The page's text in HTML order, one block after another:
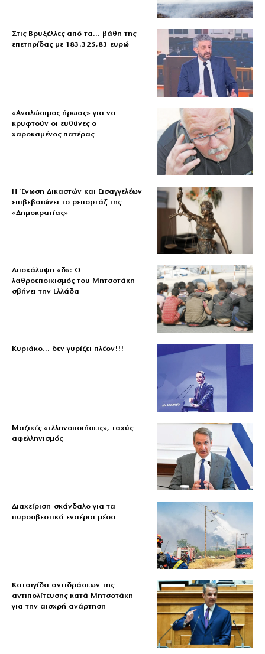
Στις Βρυξέλλες από τα… βάθη της
επετηρίδας με 183.325,83 ευρώ
«Aναλώσιμος ήρωας» για να
κρυφτούν οι ευθύνες ο
χαροκαμένος πατέρας
Η Ένωση Δικαστών και Εισαγγελέων
επιβεβαιώνει το ρεπορτάζ της
«Δημοκρατίας»
Αποκάλυψη «δ»: Ο
λαθροεποικισμός του Μητσοτάκη
σβήνει την Ελλάδα
Κυριάκο… δεν γυρίζει πλέον!!!
Μαζικές «ελληνοποιήσεις», ταχύς
αφελληνισμός
Διαχείριση-σκάνδαλο για τα
πυροσβεστικά εναέρια μέσα
Καταιγίδα αντιδράσεων της
αντιπολίτευσης κατά Μητσοτάκη
για την αισχρή ανάρτηση